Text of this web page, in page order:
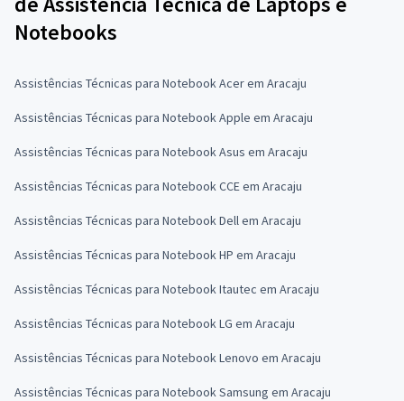
Notebooks
Assistências Técnicas para Notebook Acer em Aracaju
Assistências Técnicas para Notebook Apple em Aracaju
Assistências Técnicas para Notebook Asus em Aracaju
Assistências Técnicas para Notebook CCE em Aracaju
Assistências Técnicas para Notebook Dell em Aracaju
Assistências Técnicas para Notebook HP em Aracaju
Assistências Técnicas para Notebook Itautec em Aracaju
Assistências Técnicas para Notebook LG em Aracaju
Assistências Técnicas para Notebook Lenovo em Aracaju
Assistências Técnicas para Notebook Samsung em Aracaju